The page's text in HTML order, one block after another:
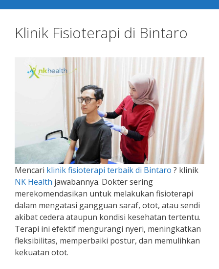
Klinik Fisioterapi di Bintaro
Mencari klinik fisioterapi terbaik di Bintaro ? klinik
NK Health jawabannya. Dokter sering
merekomendasikan untuk melakukan fisioterapi
dalam mengatasi gangguan saraf, otot, atau sendi
akibat cedera ataupun kondisi kesehatan tertentu.
Terapi ini efektif mengurangi nyeri, meningkatkan
fleksibilitas, memperbaiki postur, dan memulihkan
kekuatan otot.